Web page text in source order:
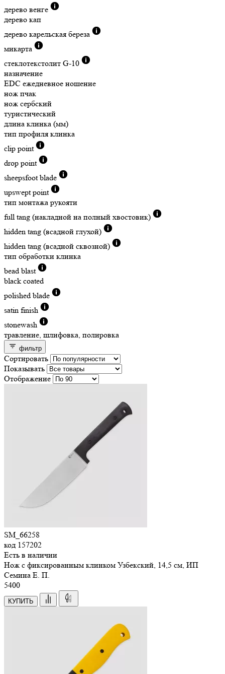
дерево венге
дерево кап
дерево карельская береза
микарта
стеклотекстолит G-10
назначение
EDC ежедневное ношение
нож пчак
нож сербский
туристический
длина клинка (мм)
тип профиля клинка
clip point
drop point
sheepsfoot blade
upswept point
тип монтажа рукояти
full tang (накладной на полный хвостовик)
hidden tang (всадной глухой)
hidden tang (всадной сквозной)
тип обработки клинка
bead blast
black coated
polished blade
satin finish
stonewash
травление, шлифовка, полировка
фильтр
Сортировать
Показывать
Отображение
SM_66258
код 157202
Есть в наличии
Нож с фиксированным клинком Узбекский, 14,5 см, ИП
Семина Е. П.
5400
КУПИТЬ